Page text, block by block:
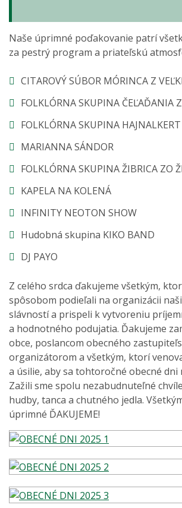
Naše úprimné poďakovanie patrí
za pestrý program a priateľskú
CITAROVÝ SÚBOR MÓRINCA Z
FOLKLÓRNA SKUPINA ČEĽAĎANIA
FOLKLÓRNA SKUPINA
MARIANNA SÁNDOR
FOLKLÓRNA SKUPINA ŽIBRICA ZO
KAPELA NA KOLENÁ
INFINITY NEOTON SHOW
Hudobná skupina KIKO BAND
DJ PAYO
Z celého srdca ďakujeme všetkým,
spôsobom podieľali na organizácii
slávností a prispeli k vytvoreniu
a hodnotného podujatia. Ďakujeme
obce, poslancom obecného
organizátorom a všetkým, ktorí
a úsilie, aby sa tohtoročné obecné
Zažili sme spolu nezabudnuteľné
hudby, tanca a chutného jedla.
úprimné ĎAKUJEME!